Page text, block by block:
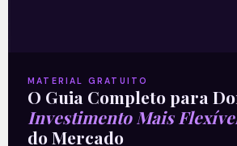
Sobre nós
Termos e Condições
Política de Privacidade
MATERIAL GRATUITO
O Guia Completo para
Investimento Mais
do Mercado